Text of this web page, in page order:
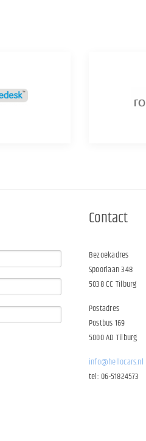
Contact
Bezoekadres
Spoorlaan 348
5038 CC Tilburg
Postadres
Postbus 169
5000 AD Tilburg
info@hellocars.nl
tel: 06-51824573